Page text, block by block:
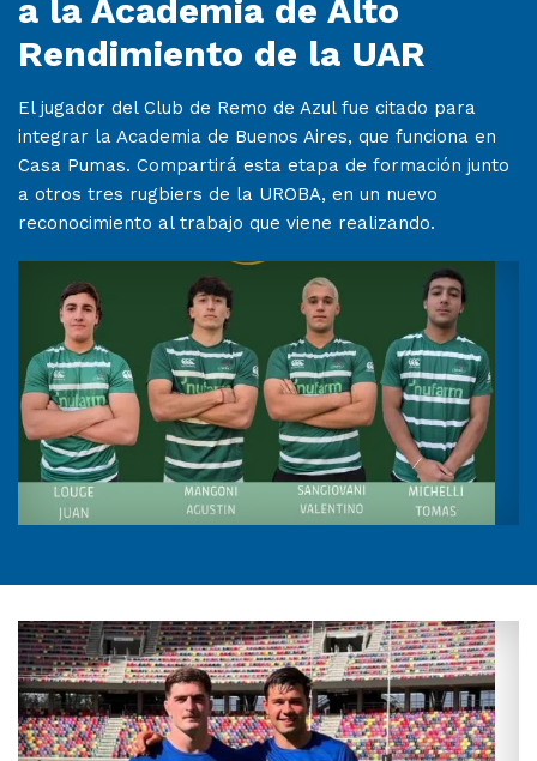
a la Academia de Alto
Rendimiento de la UAR
El jugador del Club de Remo de Azul fue citado para
integrar la Academia de Buenos Aires, que funciona en
Casa Pumas. Compartirá esta etapa de formación junto
a otros tres rugbiers de la UROBA, en un nuevo
reconocimiento al trabajo que viene realizando.